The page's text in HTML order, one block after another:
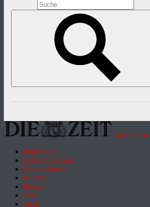
Nach oben
Impressum
Hilfe & Kontakt
Unternehmen
Karriere
Presse
Jobs
Shop